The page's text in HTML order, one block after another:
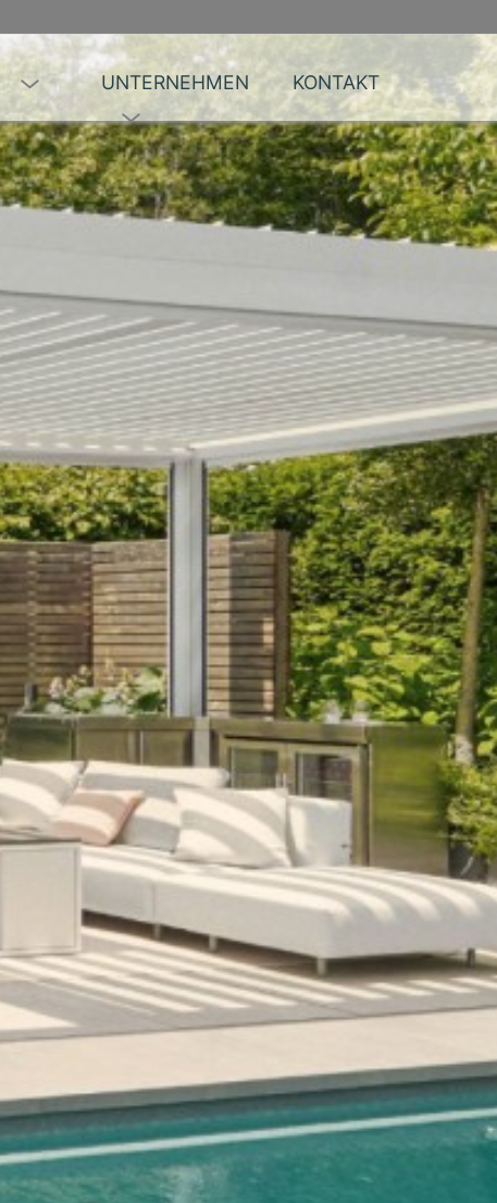
UNTERNEHMEN KONTAKT